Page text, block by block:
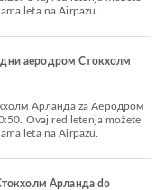
leta na Airpazu.
аеродром Стокхолм
Ovaj red letenja možete
leta na Airpazu.
Арланда do